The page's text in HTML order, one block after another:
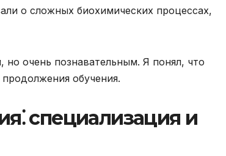
о сложных биохимических процессах,
очень познавательным. Я понял, что
обучения.
специализация и